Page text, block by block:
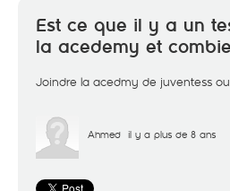
Est ce que il y a un
la acedemy et
Joindre la acedmy de juventess
Ahmed il y a plus de 8 ans